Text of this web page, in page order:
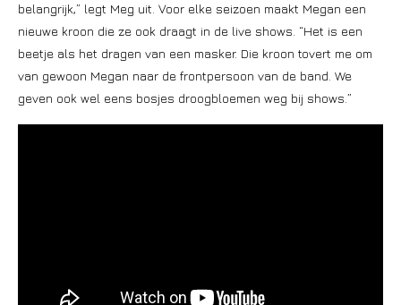
belangrijk,” legt Meg uit. Voor elke seizoen maakt Megan een
nieuwe kroon die ze ook draagt in de live shows. “Het is een
beetje als het dragen van een masker. Die kroon tovert me om
van gewoon Megan naar de frontpersoon van de band. We
geven ook wel eens bosjes droogbloemen weg bij shows.”